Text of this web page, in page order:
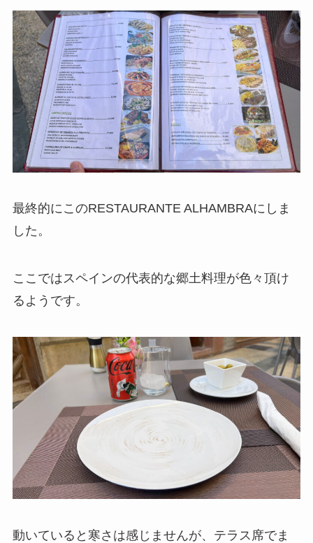
最終的にこのRESTAURANTE ALHAMBRAにしま
した。
ここではスペインの代表的な郷土料理が色々頂け
るようです。
動いていると寒さは感じませんが、テラス席でま